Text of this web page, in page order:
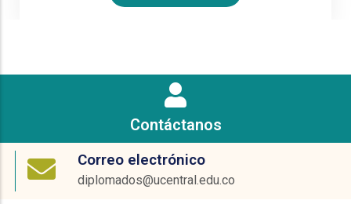
Contáctanos
Correo electrónico
diplomados@ucentral.edu.co